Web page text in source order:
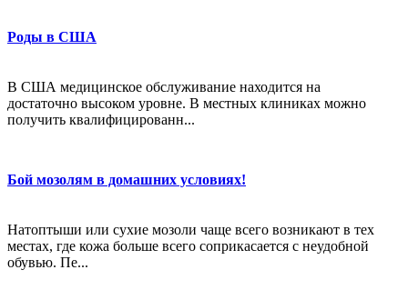
Роды в США
В США медицинское обслуживание находится на
достаточно высоком уровне. В местных клиниках можно
получить квалифицированн...
Бой мозолям в домашних условиях!
Натоптыши или сухие мозоли чаще всего возникают в тех
местах, где кожа больше всего соприкасается с неудобной
обувью. Пе...